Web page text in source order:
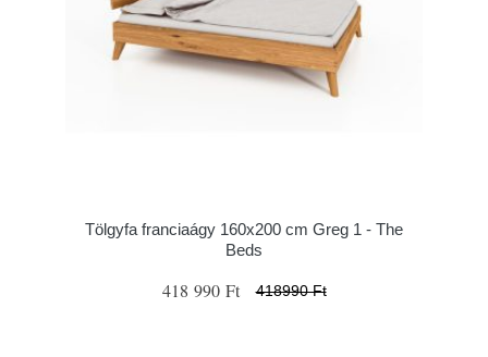
Tölgyfa franciaágy 160x200 cm Greg 1 - The
Beds
418 990 Ft 418990 Ft